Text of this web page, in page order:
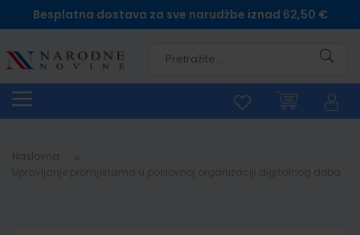
Besplatna dostava za sve narudžbe iznad 62,50 €
Naslovna